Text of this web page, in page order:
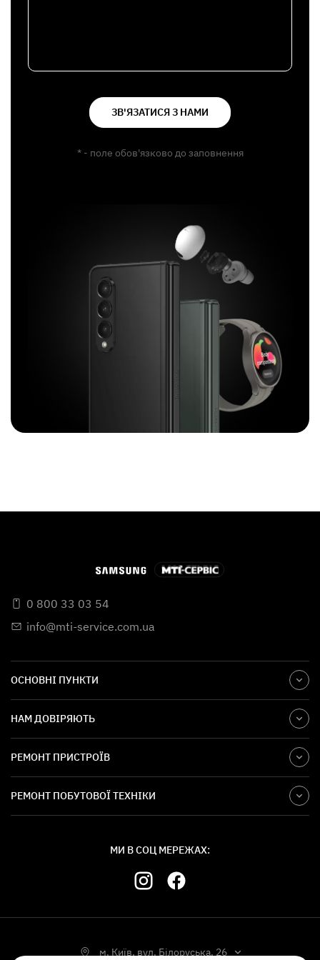
ЗВ'ЯЗАТИСЯ З НАМИ
* - поле обов'язково до заповнення
0 800 33 03 54
info@mti-service.com.ua
ОСНОВНІ ПУНКТИ
НАМ ДОВІРЯЮТЬ
РЕМОНТ ПРИСТРОЇВ
РЕМОНТ ПОБУТОВОЇ ТЕХНІКИ
МИ В СОЦ МЕРЕЖАХ:
м. Київ, вул. Білоруська, 26